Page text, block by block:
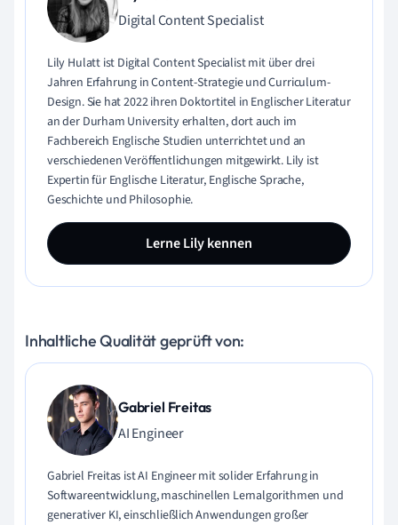
Digital Content Specialist
Lily Hulatt ist Digital Content Specialist mit über drei
Jahren Erfahrung in Content-Strategie und Curriculum-
Design. Sie hat 2022 ihren Doktortitel in Englischer Literatur
an der Durham University erhalten, dort auch im
Fachbereich Englische Studien unterrichtet und an
verschiedenen Veröffentlichungen mitgewirkt. Lily ist
Expertin für Englische Literatur, Englische Sprache,
Geschichte und Philosophie.
Lerne Lily kennen
Inhaltliche Qualität geprüft von:
Gabriel Freitas
AI Engineer
Gabriel Freitas ist AI Engineer mit solider Erfahrung in
Softwareentwicklung, maschinellen Lernalgorithmen und
generativer KI, einschließlich Anwendungen großer